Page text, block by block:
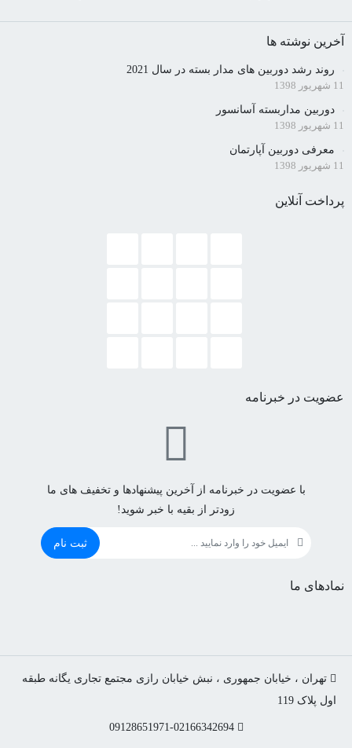
آخرین نوشته ها
روند رشد دوربین های مدار بسته در سال 2021
11 شهریور 1398
دوربین مداربسته آسانسور
11 شهریور 1398
معرفی دوربین آپارتمان
11 شهریور 1398
پرداخت آنلاین
عضویت در خبرنامه
با عضویت در خبرنامه از آخرین پیشنهادها و تخفیف های ما
زودتر از بقیه با خبر شوید!
ثبت نام
نمادهای ما
تهران ، خیابان جمهوری ، نبش خیابان رازی مجتمع تجاری یگانه طبقه
اول پلاک 119
09128651971-02166342694